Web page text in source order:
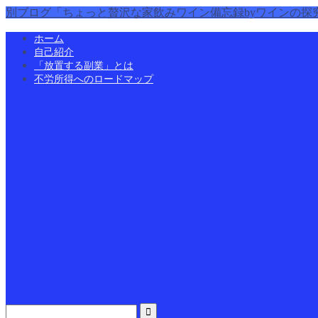
別ブログ「ちょっと贅沢な家飲みワイン備忘録byワインの探
ホーム
自己紹介
「放置する副業」とは
不労所得へのロードマップ